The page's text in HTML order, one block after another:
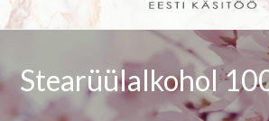
Stearüülalkohol